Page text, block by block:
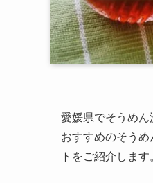
愛媛県でそうめ
おすすめのそう
トをご紹介します